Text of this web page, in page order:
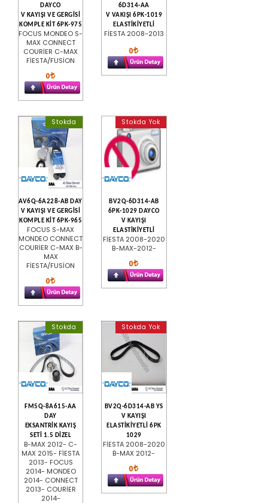
DAYCO
V KAYIŞI VE GERGİSİ
KOMPLE KİT 6PK-975
FOCUS MONDEO S-
MAX CONNECT
COURİER C-MAX
FİESTA/FUSİON
0
6D314-AA
V VAKIŞI 6PK-1019
ELASTİKİYETLİ
FİESTA 2008-2013
0
Stokda
AV6Q-6A228-AB DAY
V KAYIŞI VE GERGİSİ
KOMPLE KİT 6PK-965
FOCUS S-MAX
MONDEO CONNECT
COURİER C-MAX B-
MAX
FİESTA/FUSİON
0
Stokda Yok
BV2Q-6D314-AB
6PK-1029 DAYCO
V KAYIŞI
ELASTİKİYETLİ
FİESTA 2008-2020
B-MAX-2012-
0
Stokda
FM5Q-8A615-AA
DAY
EKSANTRİK KAYIŞ
SETİ 1.5 DİZEL
B-MAX 2012- C-
MAX 2015- FİESTA
2013- FOCUS
2014- MONDEO
2014- CONNECT
2013- COURİER
2014-
Stokda Yok
BV2Q-6D314-AB YS
V KAYIŞI
ELASTİKİYETLİ 6PK
1029
FİESTA 2008-2020
B-MAX 2012-
0